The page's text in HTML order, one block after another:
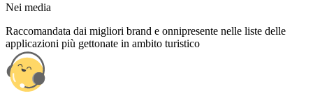
Nei media
Raccomandata dai migliori brand e onnipresente nelle liste delle
applicazioni più gettonate in ambito turistico